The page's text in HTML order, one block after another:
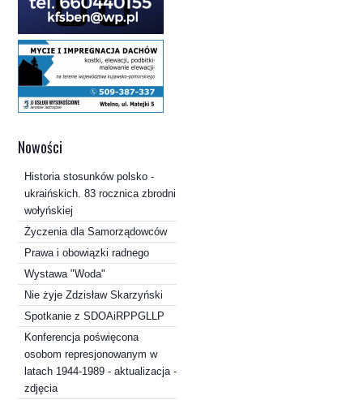
Nowości
Historia stosunków polsko -
ukraińskich. 83 rocznica zbrodni
wołyńskiej
Życzenia dla Samorządowców
Prawa i obowiązki radnego
Wystawa "Woda"
Nie żyje Zdzisław Skarzyński
Spotkanie z SDOAiRPPGLLP
Konferencja poświęcona
osobom represjonowanym w
latach 1944-1989 - aktualizacja -
zdjęcia